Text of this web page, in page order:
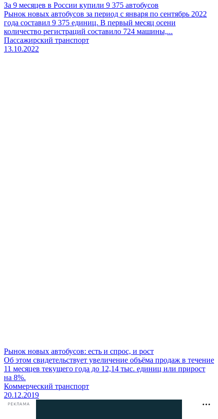
За 9 месяцев в России купили 9 375 автобусов
Рынок новых автобусов за период с января по сентябрь 2022
года составил 9 375 единиц. В первый месяц осени
количество регистраций составило 724 машины,...
Пассажирский транспорт
13.10.2022
Рынок новых автобусов: есть и спрос, и рост
Об этом свидетельствует увеличение объёма продаж в течение
11 месяцев текущего года до 12,14 тыс. единиц или прирост
на 8%.
Коммерческий транспорт
20.12.2019
РЕКЛАМА